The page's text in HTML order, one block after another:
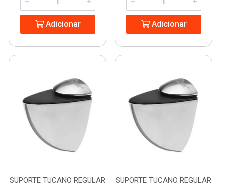
Adicionar Adicionar
SUPORTE TUCANO REGULAR
SUPORTE TUCANO REGULAR